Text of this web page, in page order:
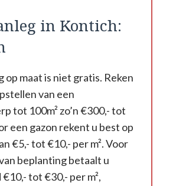
in Kontich:
op maat is niet gratis. Reken
van een
tot 100m² zo’n €300,- tot
een gazon rekent u best op
€5,- tot €10,- per m². Voor
beplanting betaalt u
tot €30,- per m²,